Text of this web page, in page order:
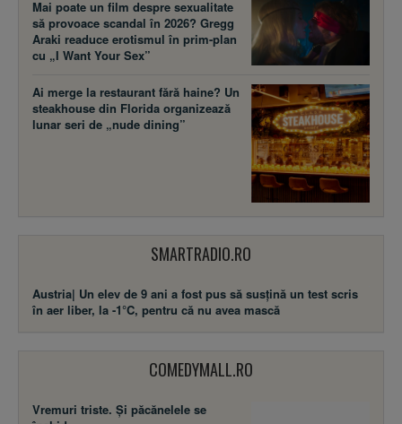
Mai poate un film despre sexualitate
să provoace scandal în 2026? Gregg
Araki readuce erotismul în prim-plan
cu „I Want Your Sex”
Ai merge la restaurant fără haine? Un
steakhouse din Florida organizează
lunar seri de „nude dining”
SMARTRADIO.RO
Austria| Un elev de 9 ani a fost pus să susţină un test scris
în aer liber, la -1°C, pentru că nu avea mască
COMEDYMALL.RO
Vremuri triste. Şi păcănelele se